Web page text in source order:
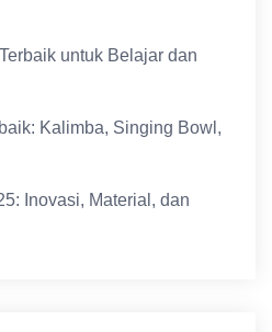
untuk Belajar dan
Kalimba, Singing Bowl,
Inovasi, Material, dan